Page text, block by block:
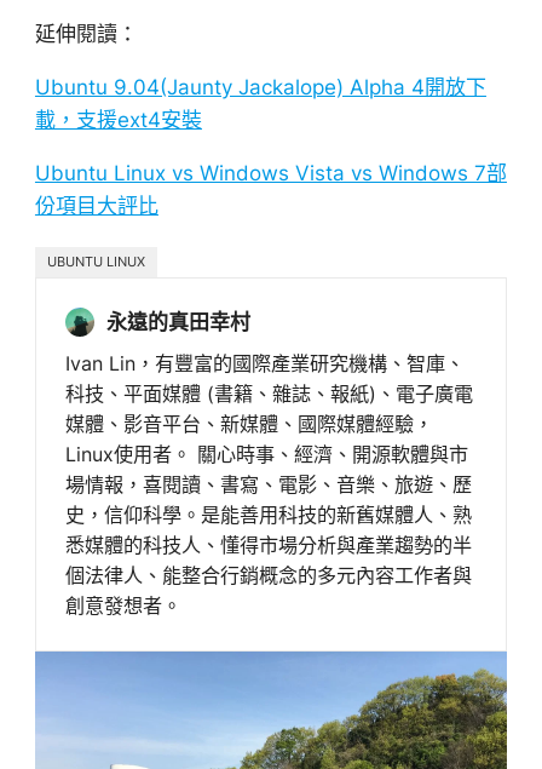
延伸閱讀：
Ubuntu 9.04(Jaunty Jackalope) Alpha 4開放下
載，支援ext4安裝
Ubuntu Linux vs Windows Vista vs Windows 7部
份項目大評比
UBUNTU LINUX
永遠的真田幸村
Ivan Lin，有豐富的國際產業研究機構、智庫、
科技、平面媒體 (書籍、雜誌、報紙)、電子廣電
媒體、影音平台、新媒體、國際媒體經驗，
Linux使用者。 關心時事、經濟、開源軟體與市
場情報，喜閱讀、書寫、電影、音樂、旅遊、歷
史，信仰科學。是能善用科技的新舊媒體人、熟
悉媒體的科技人、懂得市場分析與產業趨勢的半
個法律人、能整合行銷概念的多元內容工作者與
創意發想者。